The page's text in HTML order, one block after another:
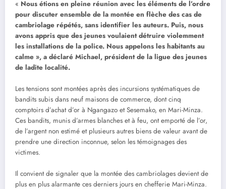
« Nous étions en pleine réunion avec les éléments de l’ordre
pour discuter ensemble de la montée en flèche des cas de
cambriolage répétés, sans identifier les auteurs. Puis, nous
avons appris que des jeunes voulaient détruire violemment
les installations de la police. Nous appelons les habitants au
calme », a déclaré Michael, président de la ligue des jeunes
de ladite localité.
Les tensions sont montées après des incursions systématiques de
bandits subis dans neuf maisons de commerce, dont cinq
comptoirs d’achat d’or à Ngangazo et Sesemako, en Mari-Minza.
Ces bandits, munis d’armes blanches et à feu, ont emporté de l’or,
de l’argent non estimé et plusieurs autres biens de valeur avant de
prendre une direction inconnue, selon les témoignages des
victimes.
Il convient de signaler que la montée des cambriolages devient de
plus en plus alarmante ces derniers jours en chefferie Mari-Minza.